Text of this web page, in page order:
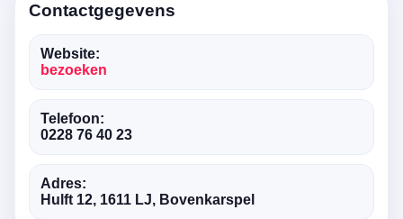
Contactgegevens
Website:
bezoeken
Telefoon:
0228 76 40 23
Adres:
Hulft 12, 1611 LJ, Bovenkarspel